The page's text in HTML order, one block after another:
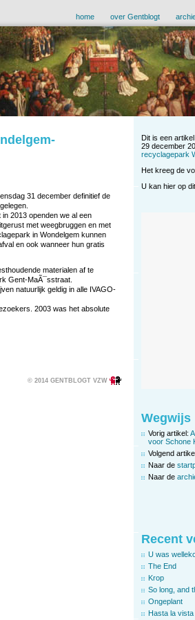
home over Gentblogt
31 december definitief de
2013 openden we al een
met weegbruggen en met
in Wondelgem kunnen
en ook wanneer hun gratis
materialen af te
Gent-MaÃ¯sstraat.
natuurlijk geldig in alle IVAGO-
2003 was het absolute
© 2014 GENTBLOGT VZW
Dit is een
29 december
recyclagepark
Het kreeg de
U kan hier op
Wegwijs
Vorig artikel:
voor Schone
Volgend
Naar de
Naar de
Recent
U was
The End
Krop
So long, and
Ongeplant
Hasta la vista